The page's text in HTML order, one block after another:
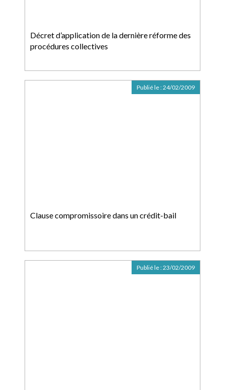
Décret d’application de la dernière réforme des
procédures collectives
Clause compromissoire dans un crédit-bail
Publié le :24/02/2009
Publié le :23/02/2009